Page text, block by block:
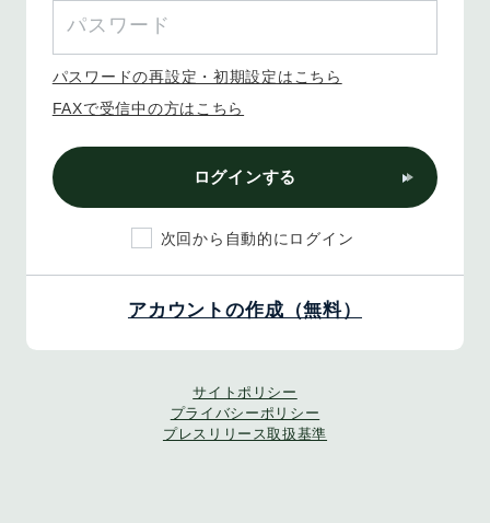
パスワードの再設定・初期設定はこちら
FAXで受信中の方はこちら
ログインする
次回から自動的にログイン
アカウントの作成（無料）
サイトポリシー
プライバシーポリシー
プレスリリース取扱基準